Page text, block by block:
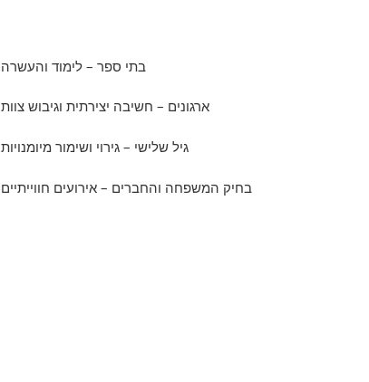
בתי ספר – לימוד והעשרה
ארגונים – חשיבה יצירתית וגיבוש צוות
גיל שלישי – גירוי ושימור מיומנויות
בחיק המשפחה והחברים – אירועים חווייתיים